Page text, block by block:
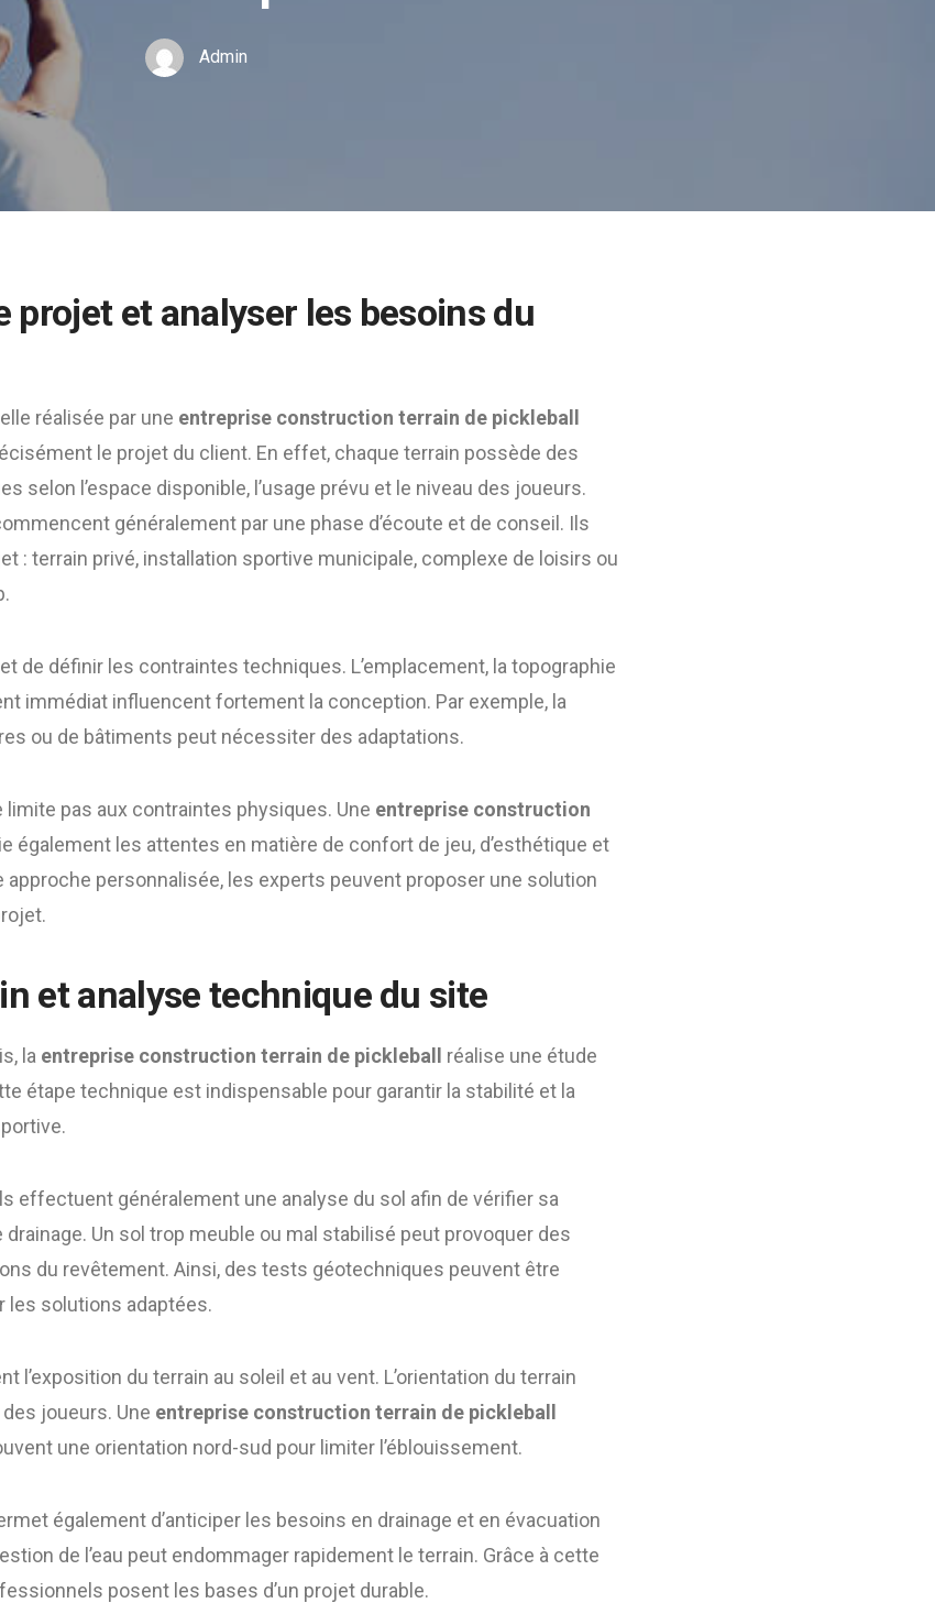
Admin
projet et analyser les besoins du
réalisée par une entreprise construction terrain de pickleball
le projet du client. En effet, chaque terrain possède des
selon l’espace disponible, l’usage prévu et le niveau des joueurs.
généralement par une phase d’écoute et de conseil. Ils
: terrain privé, installation sportive municipale, complexe de loisirs ou
de définir les contraintes techniques. L’emplacement, la topographie
immédiat influencent fortement la conception. Par exemple, la
ou de bâtiments peut nécessiter des adaptations.
limite pas aux contraintes physiques. Une entreprise construction
également les attentes en matière de confort de jeu, d’esthétique et
approche personnalisée, les experts peuvent proposer une solution
et analyse technique du site
la entreprise construction terrain de pickleball
réalise une étude
étape technique est indispensable pour garantir la stabilité et la
effectuent généralement une analyse du sol afin de vérifier sa
Un sol trop meuble ou mal stabilisé peut provoquer des
du revêtement. Ainsi, des tests géotechniques peuvent être
les solutions adaptées.
l’exposition du terrain au soleil et au vent. L’orientation du terrain
joueurs. Une entreprise construction terrain de pickleball
une orientation nord-sud pour limiter l’éblouissement.
également d’anticiper les besoins en drainage et en évacuation
de l’eau peut endommager rapidement le terrain. Grâce à cette
posent les bases d’un projet durable.